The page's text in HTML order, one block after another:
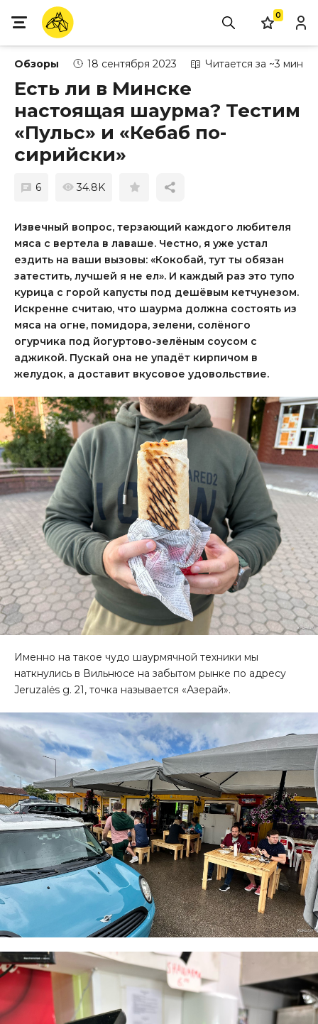
0
Обзоры 18 сентября 2023 Читается за ~3 мин
Есть ли в Минске
настоящая шаурма? Тестим
«Пульс» и «Кебаб по-
сирийски»
6 34.8K
Извечный вопрос, терзающий каждого любителя
мяса с вертела в лаваше. Честно, я уже устал
ездить на ваши вызовы: «Кокобай, тут ты обязан
затестить, лучшей я не ел». И каждый раз это тупо
курица с горой капусты под дешёвым кетчунезом.
Искренне считаю, что шаурма должна состоять из
мяса на огне, помидора, зелени, солёного
огурчика под йогуртово-зелёным соусом с
аджикой. Пускай она не упадёт кирпичом в
желудок, а доставит вкусовое удовольствие.
Именно на такое чудо шаурмячной техники мы
наткнулись в Вильнюсе на забытом рынке по адресу
Jeruzalės g. 21, точка называется «Азерай».